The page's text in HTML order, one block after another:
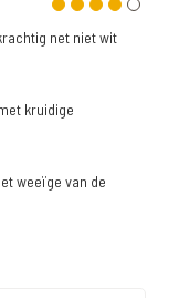
net niet wit
kruidige
weeïge van de